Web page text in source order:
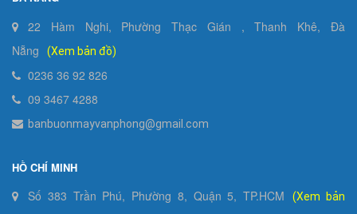
22 Hàm Nghi, Phường Thạc Gián , Thanh Khê, Đà
Nẵng
(Xem bản đồ)
0236 36 92 826
09 3467 4288
banbuonmayvanphong@gmail.com
HỒ CHÍ MINH
Số 383 Trần Phú, Phường 8, Quận 5, TP.HCM
(Xem bản